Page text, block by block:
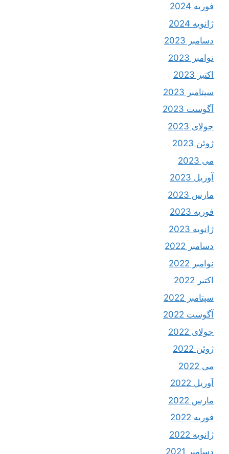
فوریه 2024
ژانویه 2024
دسامبر 2023
نوامبر 2023
اکتبر 2023
سپتامبر 2023
آگوست 2023
جولای 2023
ژوئن 2023
می 2023
آوریل 2023
مارس 2023
فوریه 2023
ژانویه 2023
دسامبر 2022
نوامبر 2022
اکتبر 2022
سپتامبر 2022
آگوست 2022
جولای 2022
ژوئن 2022
می 2022
آوریل 2022
مارس 2022
فوریه 2022
ژانویه 2022
دسامبر 2021